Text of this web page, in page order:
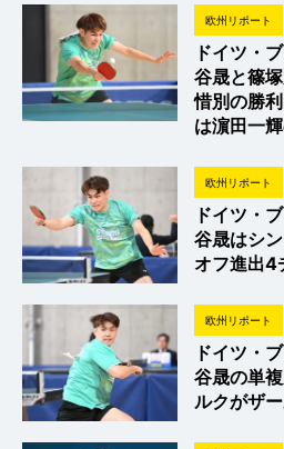
欧州リポート
ドイツ・
谷晟と篠
惜別の勝
は濵田一
欧州リポート
ドイツ・
谷晟はシ
オフ進出4
欧州リポート
ドイツ・
谷晟の単
ルクがザ